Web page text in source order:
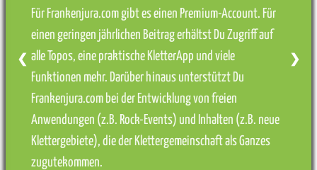
Für Frankenjura.com gibt es einen Premium-Account. Für
einen geringen jährlichen Beitrag erhältst Du Zugriff auf
alle Topos, eine praktische KletterApp und viele
Funktionen mehr. Darüber hinaus unterstützt Du
Frankenjura.com bei der Entwicklung von freien
Anwendungen (z.B. Rock-Events) und Inhalten (z.B. neue
Klettergebiete), die der Klettergemeinschaft als Ganzes
zugutekommen.
❮ ❯